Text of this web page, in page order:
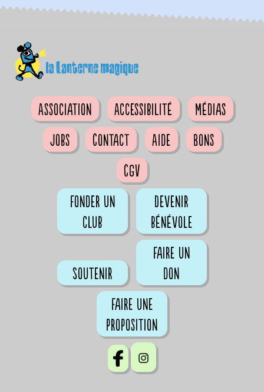
Association Accessibilité
Médias
Jobs
Contact Aide
Bons
CGV
Fonder un
club
Devenir
bénévole
Soutenir
Faire un
don
Faire une
proposition